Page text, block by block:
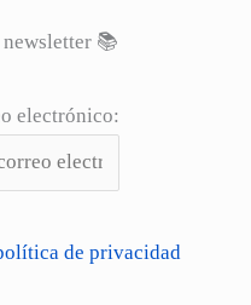
📚
electrónico:
de privacidad